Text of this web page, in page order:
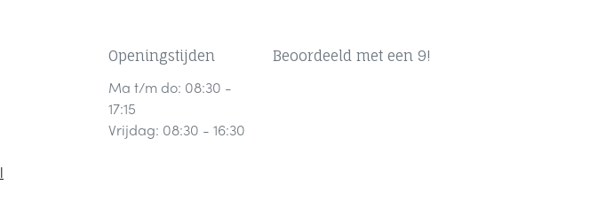
Openingstijden
Ma t/m do: 08:30 -
17:15
Vrijdag: 08:30 - 16:30
Beoordeeld met een 9!